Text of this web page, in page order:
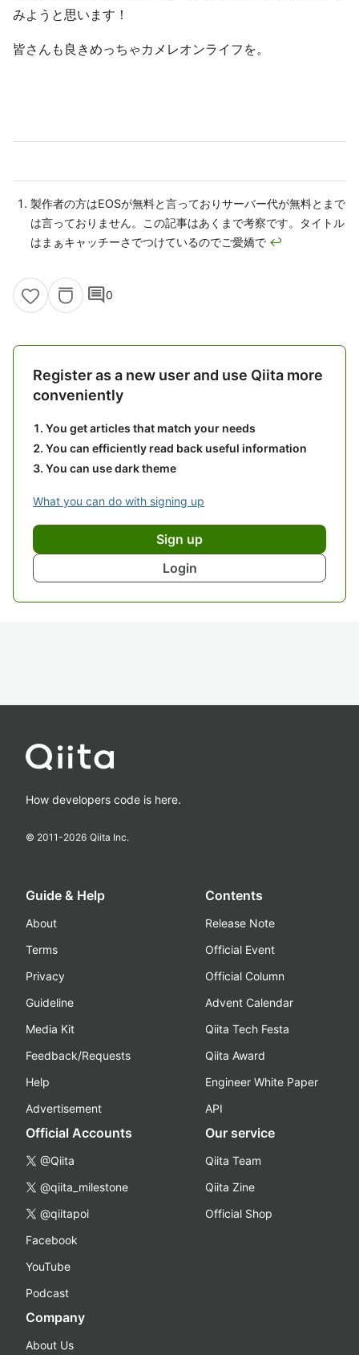
みようと思います！
皆さんも良きめっちゃカメレオンライフを。
製作者の方はEOSが無料と言っておりサーバー代が無料とまで
は言っておりません。この記事はあくまで考察です。タイトル
はまぁキャッチーさでつけているのでご愛嬌で ↩
comment0
Register as a new user and use Qiita more
conveniently
You get articles that match your needs
You can efficiently read back useful information
You can use dark theme
What you can do with signing up
Sign up
Login
How developers code is here.
© 2011-2026 Qiita Inc.
Guide & Help
About
Terms
Privacy
Guideline
Media Kit
Feedback/Requests
Help
Advertisement
Contents
Release Note
Official Event
Official Column
Advent Calendar
Qiita Tech Festa
Qiita Award
Engineer White Paper
API
Official Accounts
@Qiita
@qiita_milestone
@qiitapoi
Facebook
YouTube
Podcast
Our service
Qiita Team
Qiita Zine
Official Shop
Company
About Us